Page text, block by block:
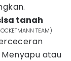
tanah
TEAM)
atau